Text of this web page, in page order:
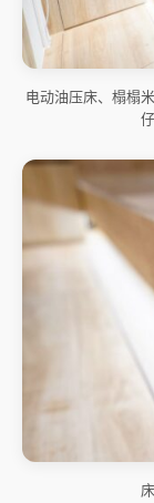
电动油压床、榻榻